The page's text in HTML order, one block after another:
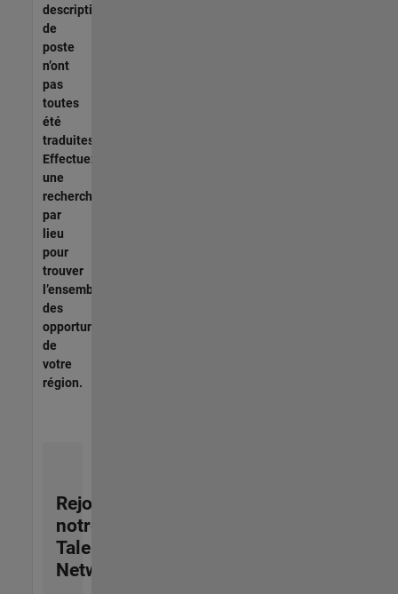
descriptions
de
poste
n’ont
pas
toutes
été
traduites.
Effectuez
une
recherche
par
lieu
pour
trouver
l’ensemble
des
opportunités
de
votre
région.
Rejoignez
notre
Talent
Network